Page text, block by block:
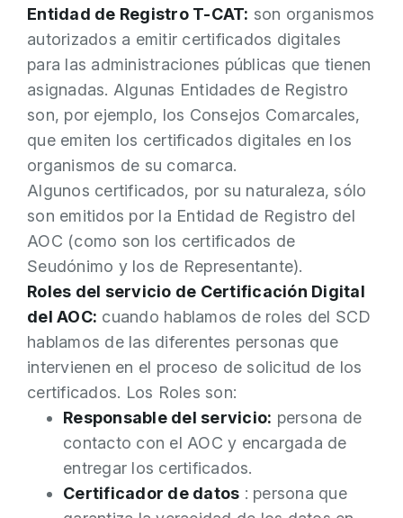
Entidad de Registro T-CAT: son organismos
autorizados a emitir certificados digitales
para las administraciones públicas que tienen
asignadas. Algunas Entidades de Registro
son, por ejemplo, los Consejos Comarcales,
que emiten los certificados digitales en los
organismos de su comarca.
Algunos certificados, por su naturaleza, sólo
son emitidos por la Entidad de Registro del
AOC (como son los certificados de
Seudónimo y los de Representante).
Roles del servicio de Certificación Digital
del AOC: cuando hablamos de roles del SCD
hablamos de las diferentes personas que
intervienen en el proceso de solicitud de los
certificados. Los Roles son:
Responsable del servicio: persona de
contacto con el AOC y encargada de
entregar los certificados.
Certificador de datos : persona que